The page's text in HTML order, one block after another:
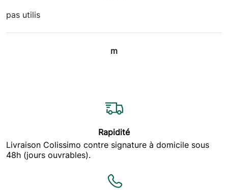
pas utilis
m
produit boite
17/05/2019
570
Rapidité
Livraison Colissimo contre signature à domicile sous
48h (jours ouvrables).